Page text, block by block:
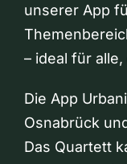
unserer App
– ideal für
Die App
Osnabrück
Das Quartett